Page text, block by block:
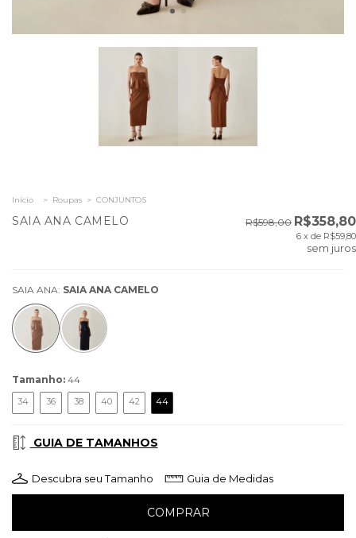
Início > Roupas > CONJUNTOS
SAIA ANA CAMELO R$598,00 R$358,80
6 x de R$59,80
sem juros
SAIA ANA: SAIA ANA CAMELO
Tamanho: 44
34 36 38 40 42 44
GUIA DE TAMANHOS
Descubra seu Tamanho Guia de Medidas